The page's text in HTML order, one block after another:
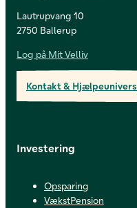
Lautrupvang 10
2750 Ballerup
Log på Mit Velliv
Kontakt & Hjælpeunivers
Investering
Opsparing
VækstPension